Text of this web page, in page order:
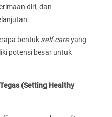
diri, dan
bentuk self-careyang
potensi besar untuk
(Setting Healthy